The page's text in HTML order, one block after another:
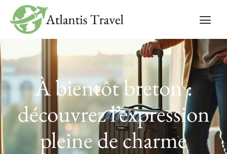
ACTIVITÉS
À bientôt breton :
découvrez l’expression
pleine de charme